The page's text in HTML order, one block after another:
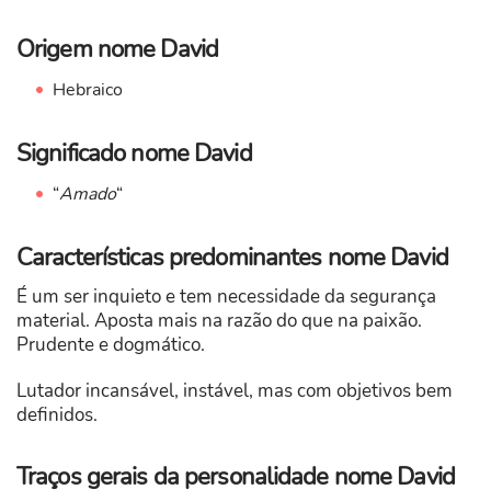
Origem nome David
Hebraico
Significado nome David
“Amado“
Características predominantes nome David
É um ser inquieto e tem necessidade da segurança
material. Aposta mais na razão do que na paixão.
Prudente e dogmático.
Lutador incansável, instável, mas com objetivos bem
definidos.
Traços gerais da personalidade nome David